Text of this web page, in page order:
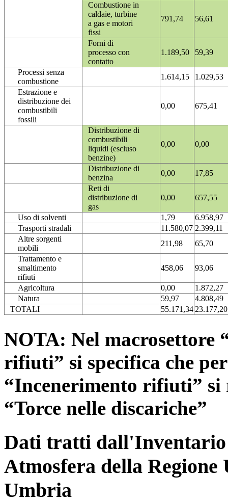
Combustione in
caldaie, turbine
a gas e motori
fissi
791,74 56,61
Forni di
processo con
contatto
1.189,50 59,39
Processi senza
combustione
1.614,15
1.029,53
Estrazione e
distribuzione dei
combustibili
fossili
0,00 675,41
Distribuzione di
combustibili
liquidi (escluso
benzine)
0,00 0,00
Distribuzione di
benzina
0,00
17,85
Reti di
distribuzione di
gas
0,00 657,55
Uso di solventi 1,79
6.958,97
Trasporti stradali
11.580,07 2.399,11
Altre sorgenti
mobili
211,98
65,70
Trattamento e
smaltimento
rifiuti
458,06 93,06
Agricoltura 0,00
1.872,27
Natura
59,97
4.808,49
TOTALI
55.171,3423.177,20
NOTA: Nel macrosettore
rifiuti” si specifica che
“Incenerimento rifiuti”
“Torce nelle discariche”
Dati tratti dall'Inventario
Atmosfera della
Umbria